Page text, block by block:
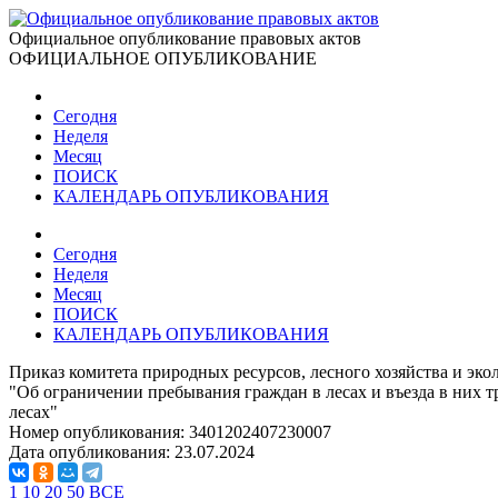
Официальное опубликование правовых актов
ОФИЦИАЛЬНОЕ ОПУБЛИКОВАНИЕ
Сегодня
Неделя
Месяц
ПОИСК
КАЛЕНДАРЬ ОПУБЛИКОВАНИЯ
Сегодня
Неделя
Месяц
ПОИСК
КАЛЕНДАРЬ ОПУБЛИКОВАНИЯ
Приказ комитета природных ресурсов, лесного хозяйства и
"Об ограничении пребывания граждан в лесах и въезда в них
лесах"
Номер опубликования: 3401202407230007
Дата опубликования: 23.07.2024
1 10 20 50 ВСЕ